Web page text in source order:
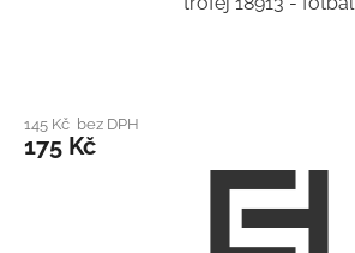
145 Kč bez DPH
175 Kč